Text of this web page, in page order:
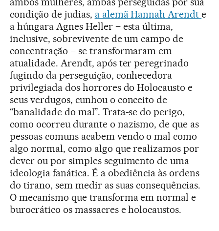
condição de judias, a alemã Hannah Arendte
a húngara Agnes Heller – esta última,
inclusive, sobrevivente de um campo de
concentração – se transformaram em
atualidade. Arendt, após ter peregrinado
fugindo da perseguição, conhecedora
privilegiada dos horrores do Holocausto e
seus verdugos, cunhou o conceito de
“banalidade do mal”. Trata-se do perigo,
como ocorreu durante o nazismo, de que as
pessoas comuns acabem vendo o mal como
algo normal, como algo que realizamos por
dever ou por simples seguimento de uma
ideologia fanática. É a obediência às ordens
do tirano, sem medir as suas consequências.
O mecanismo que transforma em normal e
burocrático os massacres e holocaustos.